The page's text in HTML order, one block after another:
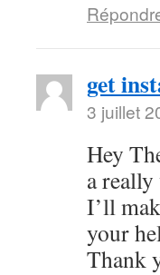
get
3 juillet
Hey
a
I’ll
your
Thank